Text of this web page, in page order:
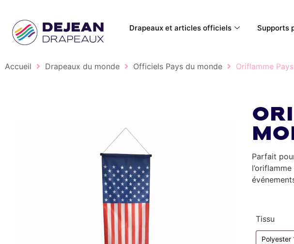
Drapeaux et articles officiels Supports
Accueil Drapeaux du monde Officiels Pays du monde Oriflamme
Parfait
Tissu